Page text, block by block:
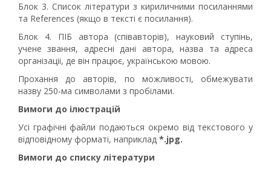
Блок 3. Список літератури з кириличними посиланнями
та References (якщо в тексті є посилання).
Блок 4. ПІБ автора (співавторів), науковий ступінь,
учене звання, адресні дані автора, назва та адреса
організаціі, де він працює, українською мовою.
Прохання до авторів, по можливості, обмежувати
назву 250-ма символами з пробілами.
Вимоги до ілюстрацій
Усі графічні файли подаються окремо від текстового у
відповідному форматі, наприклад *.jpg.
Вимоги до списку літератури